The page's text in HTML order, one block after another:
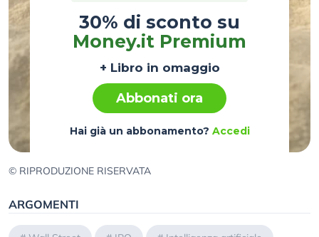
30% di sconto su
Money.it Premium
+ Libro in omaggio
Abbonati ora
Hai già un abbonamento? Accedi
© RIPRODUZIONE RISERVATA
ARGOMENTI